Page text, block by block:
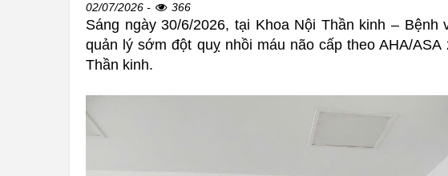
02/07/2026 - 366
Sáng ngày 30/6/2026, tại Khoa Nội Thần kinh –
quản lý sớm đột quỵ nhồi máu não cấp theo AHA/
Thần kinh.